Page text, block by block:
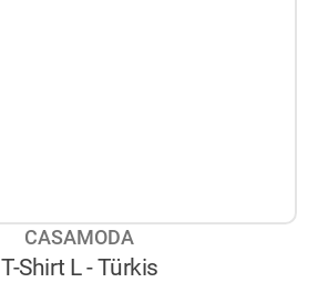
CASAMODA
T-Shirt L - Türkis